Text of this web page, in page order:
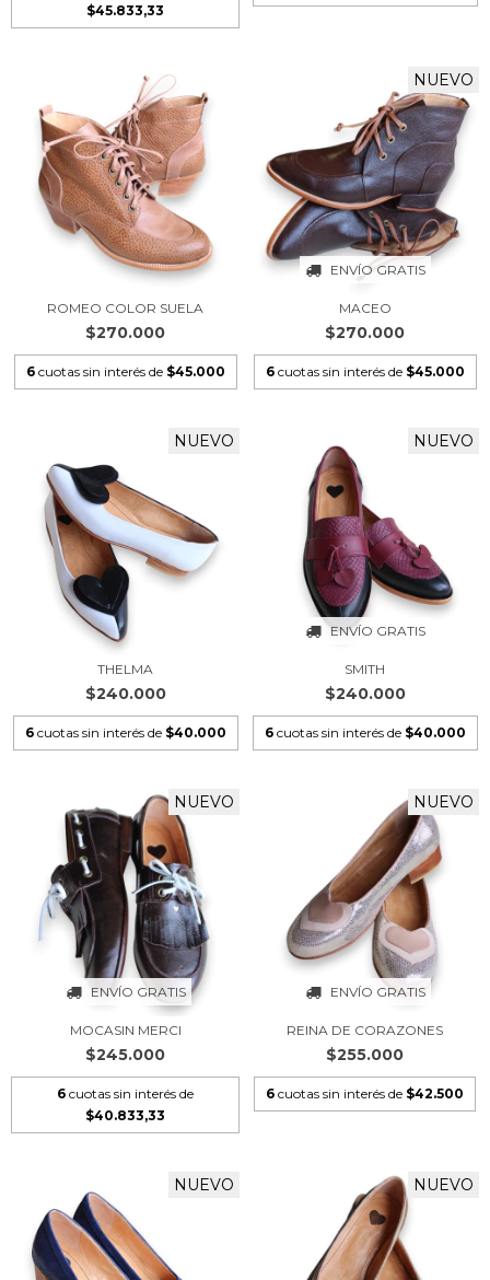
$45.833,33
ROMEO COLOR SUELA
$270.000
6 cuotas sin interés de $45.000
ENVÍO GRATIS
NUEVO
MACEO
$270.000
6 cuotas sin interés de $45.000
NUEVO
THELMA
$240.000
6 cuotas sin interés de $40.000
ENVÍO GRATIS
NUEVO
SMITH
$240.000
6 cuotas sin interés de $40.000
ENVÍO GRATIS
NUEVO
MOCASIN MERCI
$245.000
6 cuotas sin interés de
$40.833,33
ENVÍO GRATIS
NUEVO
REINA DE CORAZONES
$255.000
6 cuotas sin interés de $42.500
NUEVO NUEVO